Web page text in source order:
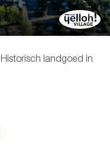
Historisch landgoed in